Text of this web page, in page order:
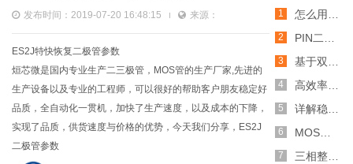
发布时间：2019-07-20 16:48:15 来源：
ES2J特快恢复二极管参数
烜芯微是国内专业生产二三极管，MOS管的生产厂家,先进的
生产设备以及专业的工程师，可以很好的帮助客户朋友稳定好
品质，全自动化一贯机，加快了生产速度，以及成本的下降，
实现了品质，供货速度与价格的优势，今天我们分享，ES2J
二极管参数
怎么用TVS二极管提高电路的抗突波能力
PIN二极管的电导调制机制和应用介绍
基于双MOS管的防反灌电路工作原理介绍
高效率整流二极管的特性和应用介绍
详解稳压二极管的关键特性和应用原理
MOS管选型关键因素分析,怎么选择合适的参数
三相整流电路分析,半波整流与全波整流的工作原理